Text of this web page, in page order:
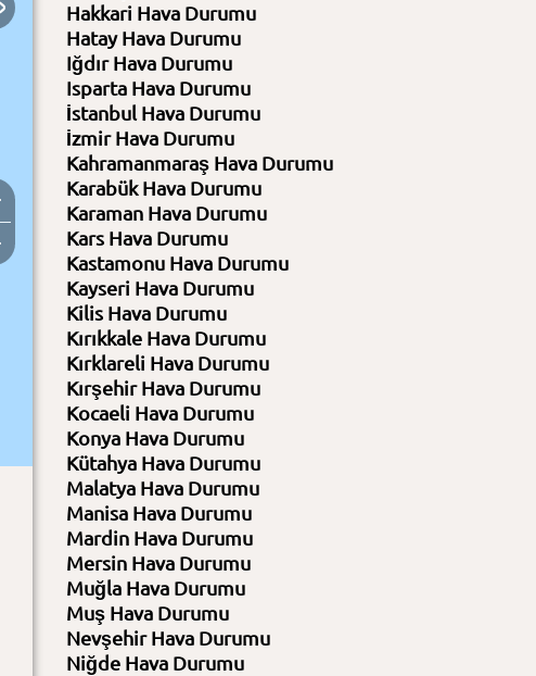
Hakkari Hava Durumu
Hatay Hava Durumu
Iğdır Hava Durumu
Isparta Hava Durumu
İstanbul Hava Durumu
İzmir Hava Durumu
Kahramanmaraş Hava Durumu
Karabük Hava Durumu
Karaman Hava Durumu
Kars Hava Durumu
Kastamonu Hava Durumu
Kayseri Hava Durumu
Kilis Hava Durumu
Kırıkkale Hava Durumu
Kırklareli Hava Durumu
Kırşehir Hava Durumu
Kocaeli Hava Durumu
Konya Hava Durumu
Kütahya Hava Durumu
Malatya Hava Durumu
Manisa Hava Durumu
Mardin Hava Durumu
Mersin Hava Durumu
Muğla Hava Durumu
Muş Hava Durumu
Nevşehir Hava Durumu
Niğde Hava Durumu